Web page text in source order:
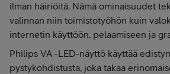
ilman häiriöitä. Nämä ominaisuudet
valinnan niin toimistotyöhön kuin
internetin käyttöön, pelaamiseen ja
Philips VA -LED-näyttö käyttää
pystykohdistusta, joka takaa